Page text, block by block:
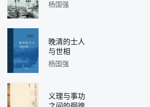
杨国强
晚清的士人
与世相
杨国强
义理与事功